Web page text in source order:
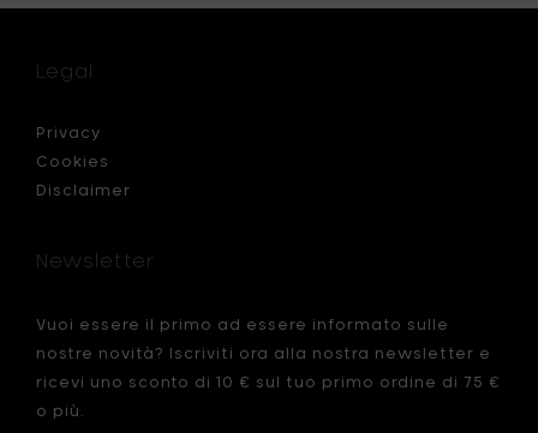
Legal
Privacy
Cookies
Disclaimer
Newsletter
Vuoi essere il primo ad essere informato sulle
nostre novità? Iscriviti ora alla nostra newsletter e
ricevi uno sconto di 10 € sul tuo primo ordine di 75 €
o più.